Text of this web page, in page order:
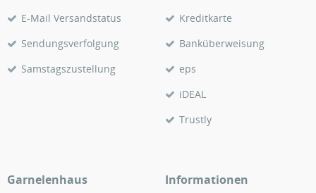
E-Mail Versandstatus
Sendungsverfolgung
Samstagszustellung
Kreditkarte
Banküberweisung
eps
iDEAL
Trustly
Garnelenhaus Informationen